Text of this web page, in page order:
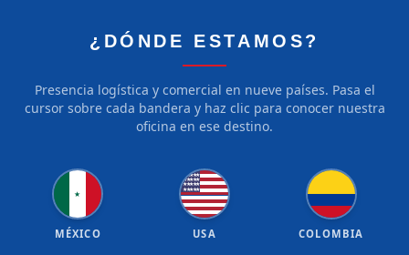
¿DÓNDE ESTAMOS?
Presencia logística y comercial en nueve países. Pasa el
cursor sobre cada bandera y haz clic para conocer nuestra
oficina en ese destino.
★
MÉXICO
★★★★★
★★★★★
★★★★★
★★★★★
USA COLOMBIA